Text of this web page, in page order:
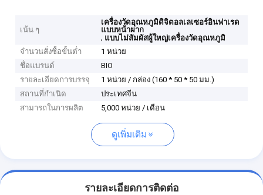
เน้น ๆ
เครื่องวัดอุณหภูมิดิจิตอลเลเซอร์อินฟาเรด
แบบหน้าผาก
, แบบไม่สัมผัสผู้ใหญ่เครื่องวัดอุณหภูมิ
จำนวนสั่งซื้อขั้นต่ำ
1 หน่วย
ชื่อแบรนด์
BIO
รายละเอียดการบรรจุ
1 หน่วย / กล่อง (160 * 50 * 50 มม.)
สถานที่กำเนิด
ประเทศจีน
สามารถในการผลิต
5,000 หน่วย / เดือน
ดูเพิ่มเติม
รายละเอียดการติดต่อ